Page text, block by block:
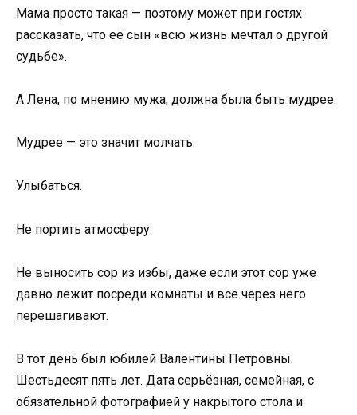
Мама просто такая — поэтому может при гостях
рассказать, что её сын «всю жизнь мечтал о другой
судьбе».
А Лена, по мнению мужа, должна была быть мудрее.
Мудрее — это значит молчать.
Улыбаться.
Не портить атмосферу.
Не выносить сор из избы, даже если этот сор уже
давно лежит посреди комнаты и все через него
перешагивают.
В тот день был юбилей Валентины Петровны.
Шестьдесят пять лет. Дата серьёзная, семейная, с
обязательной фотографией у накрытого стола и